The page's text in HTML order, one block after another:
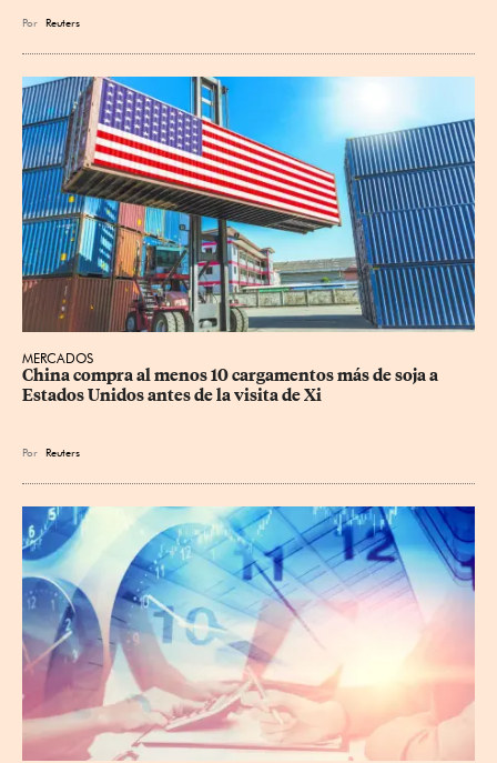
Por Reuters
MERCADOS
China compra al menos 10 cargamentos más de soja a
Estados Unidos antes de la visita de Xi
Por Reuters